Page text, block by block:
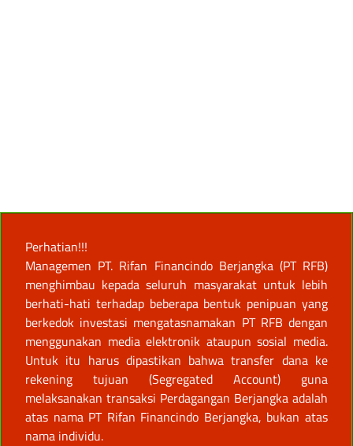
Perhatian!!!
Managemen PT. Rifan Financindo Berjangka (PT RFB)
menghimbau kepada seluruh masyarakat untuk lebih
berhati-hati terhadap beberapa bentuk penipuan yang
berkedok investasi mengatasnamakan PT RFB dengan
menggunakan media elektronik ataupun sosial media.
Untuk itu harus dipastikan bahwa transfer dana ke
rekening tujuan (Segregated Account) guna
melaksanakan transaksi Perdagangan Berjangka adalah
atas nama PT Rifan Financindo Berjangka, bukan atas
nama individu.